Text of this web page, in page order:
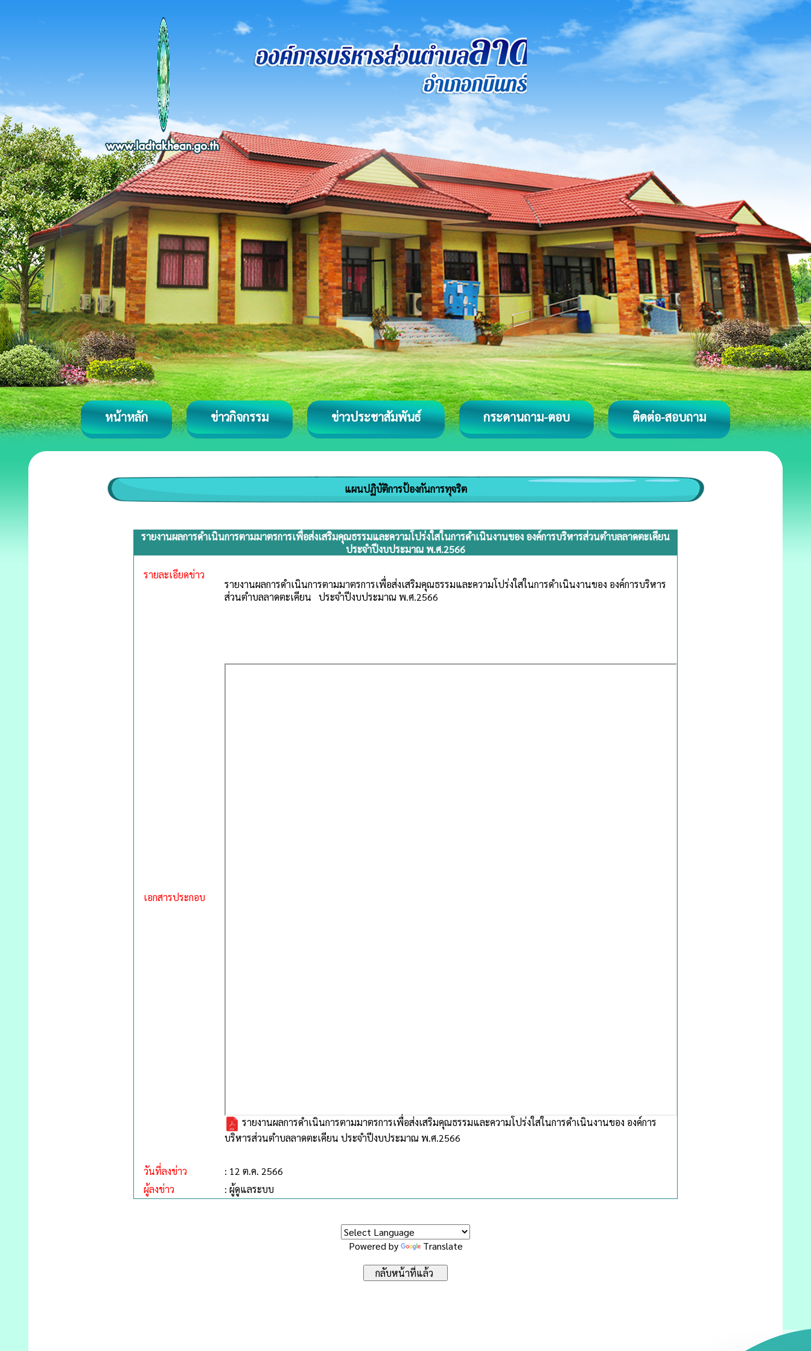
หน้าหลัก ข่าวกิจกรรม ข่าวประชาสัมพันธ์ กระดานถาม-ตอบ ติดต่อ-สอบถาม
แผนปฏิบัติการป้องกันการทุจริต
รายงานผลการดำเนินการตามมาตรการเพื่อส่งเสริมคุณธรรมและความโปร่งใสในการดำเนินงานของ องค์การบริหารส่วนตำบลลาดตะเคียน
ประจำปีงบประมาณ พ.ศ.2566
รายละเอียดข่าว
รายงานผลการดำเนินการตามมาตรการเพื่อส่งเสริมคุณธรรมและความโปร่งใสในการดำเนินงานของ องค์การบริหาร
ส่วนตำบลลาดตะเคียน ประจำปีงบประมาณ พ.ศ.2566
เอกสารประกอบ
รายงานผลการดำเนินการตามมาตรการเพื่อส่งเสริมคุณธรรมและความโปร่งใสในการดำเนินงานของ องค์การ
บริหารส่วนตำบลลาดตะเคียน ประจำปีงบประมาณ พ.ศ.2566
วันที่ลงข่าว
: 12 ต.ค. 2566
ผู้ลงข่าว
: ผู้ดูแลระบบ
Powered by Translate